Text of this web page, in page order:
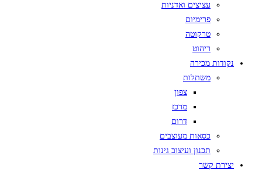
עציצים ואדניות
פרימיום
טרקוטה
ריהוט
נקודות מכירה
משתלות
צפון
מרכז
דרום
כסאות מעוצבים
תכנון ועיצוב גינות
יצירת קשר